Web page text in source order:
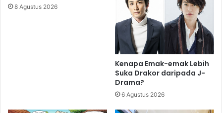
8 Agustus 2026
Kenapa Emak-emak Lebih
Suka Drakor daripada J-
Drama?
6 Agustus 2026